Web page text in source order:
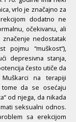
vrlo je značajno za
dodatno ne
očekivanu, ali
nedostatak
pojmu “muškost“),
depresivna stanja,
često utiče da
Muškarci na terapiji
da se osećaju
od njega, da nikada
seksualni odnos.
sa erekcijom